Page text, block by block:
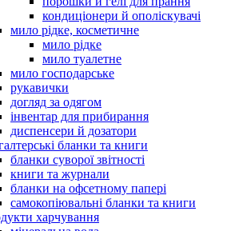
кондиціонери й ополіскувачі
мило рідке, косметичне
мило рідке
мило туалетне
мило господарське
рукавички
догляд за одягом
інвентар для прибирання
диспенсери й дозатори
бланки та книги
бланки суворої звітності
книги та журнали
бланки на офсетному папері
самокопіювальні бланки та книги
харчування